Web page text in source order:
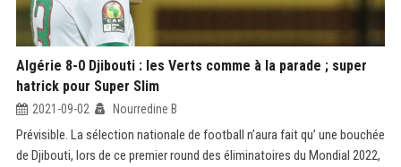
Algérie 8-0 Djibouti : les Verts comme à la parade ; super
hatrick pour Super Slim
2021-09-02 Nourredine B
Prévisible. La sélection nationale de football n’aura fait qu’ une bouchée
de Djibouti, lors de ce premier round des éliminatoires du Mondial 2022,